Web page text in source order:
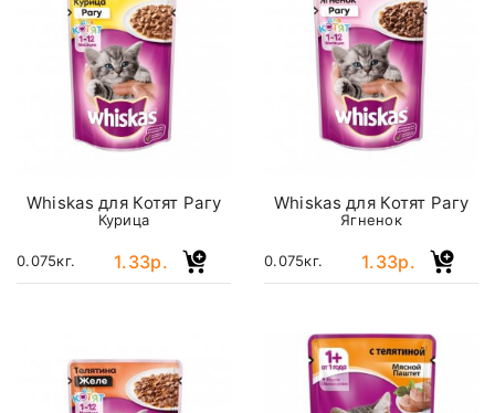
Whiskas для Котят Рагу
Курица
0.075кг. 1.33р.
Whiskas для Котят Рагу
Ягненок
0.075кг. 1.33р.